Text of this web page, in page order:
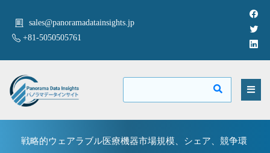
sales@panoramadatainsights.jp
+81-5050505761
戦略的ウェアラブル医療機器市場規模、シェア、競争環